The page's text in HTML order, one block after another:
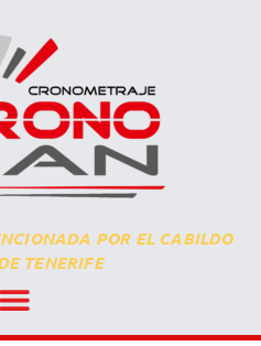
POR EL CABILDO
TENERIFE